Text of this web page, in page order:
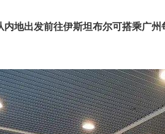
内地出发前往伊斯坦布尔可搭乘广